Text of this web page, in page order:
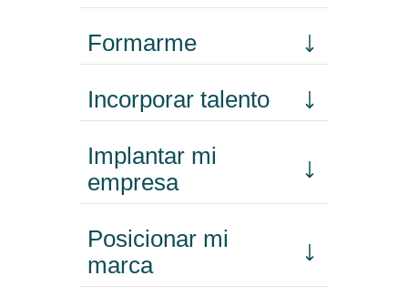
Formarme
Incorporar talento
Implantar mi
empresa
Posicionar mi
marca